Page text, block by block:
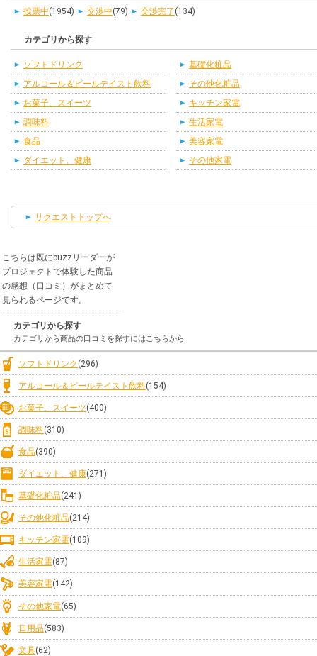
投票中(1954) 交渉中(79) 交渉完了 (134)
カテゴリから探す
ソフトドリンク
アルコール＆ビールテイスト飲料
お菓子、スイーツ
調味料
食品
ダイエット、健康
基礎化粧品
その他化粧品
キッチン家電
生活家電
美容家電
その他家電
リクエストトップへ
こちらは既にbuzzリーダーが
プロジェクトで体験した商品
の感想（口コミ）がまとめて
見られるページです。
カテゴリから探す
カテゴリから商品の口コミを探すにはこちらから
ソフトドリンク (296)
アルコール＆ビールテイスト飲料(154)
お菓子、スイーツ(400)
調味料(310)
食品(390)
ダイエット、健康(271)
基礎化粧品(241)
その他化粧品(214)
キッチン家電(109)
生活家電(87)
美容家電(142)
その他家電(65)
日用品(583)
文具(62)